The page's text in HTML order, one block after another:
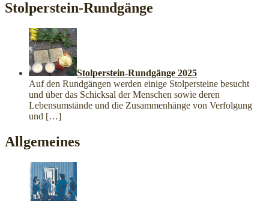
Stolperstein-Rundgänge
Stolperstein-Rundgänge 2025
Auf den Rundgängen werden einige Stolpersteine besucht
und über das Schicksal der Menschen sowie deren
Lebensumstände und die Zusammenhänge von Verfolgung
und […]
Allgemeines